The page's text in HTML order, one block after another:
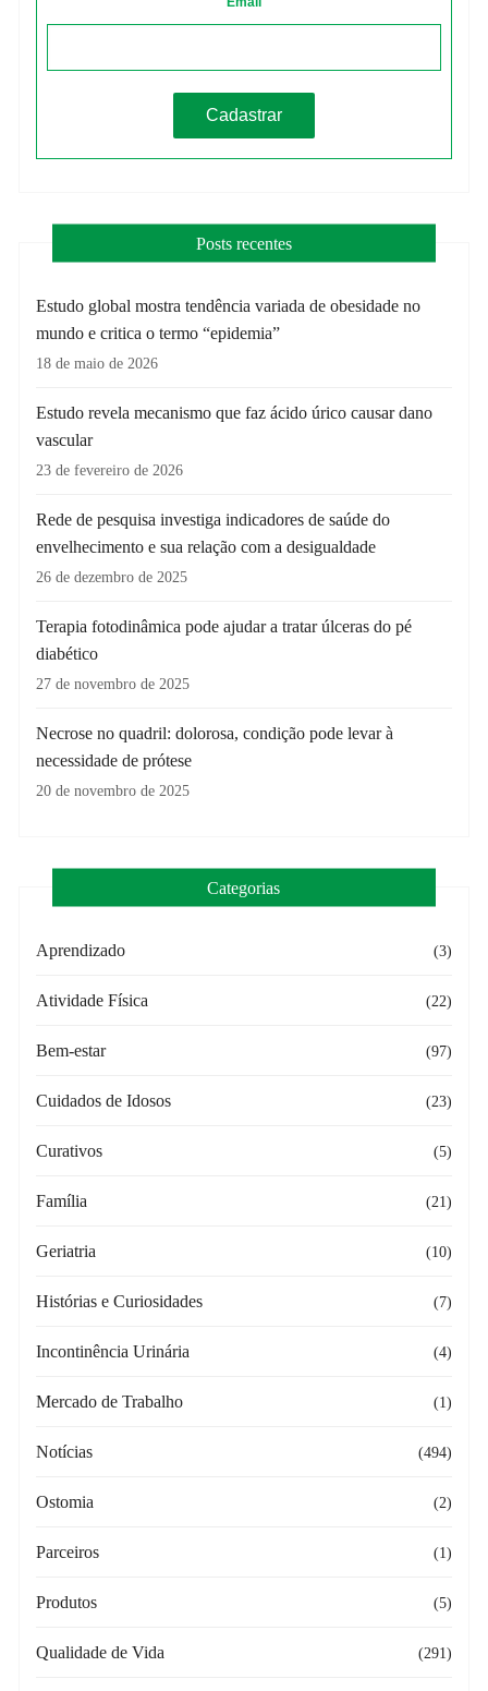
Posts recentes
Estudo global mostra tendência variada de obesidade no
mundo e critica o termo “epidemia”
18 de maio de 2026
Estudo revela mecanismo que faz ácido úrico causar dano
vascular
23 de fevereiro de 2026
Rede de pesquisa investiga indicadores de saúde do
envelhecimento e sua relação com a desigualdade
26 de dezembro de 2025
Terapia fotodinâmica pode ajudar a tratar úlceras do pé
diabético
27 de novembro de 2025
Necrose no quadril: dolorosa, condição pode levar à
necessidade de prótese
20 de novembro de 2025
Categorias
Aprendizado (3)
Atividade Física (22)
Bem-estar (97)
Cuidados de Idosos (23)
Curativos (5)
Família (21)
Geriatria (10)
Histórias e Curiosidades (7)
Incontinência Urinária (4)
Mercado de Trabalho (1)
Notícias (494)
Ostomia (2)
Parceiros (1)
Produtos (5)
Qualidade de Vida (291)